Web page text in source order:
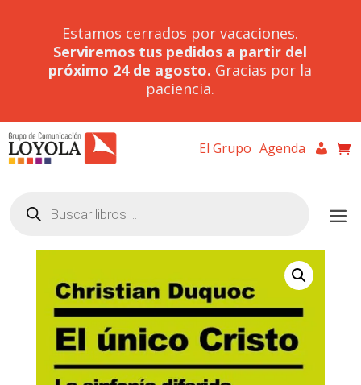
Estamos cerrados por vacaciones.
Serviremos tus pedidos a partir del
próximo 24 de agosto. Gracias por la
paciencia.
El Grupo Agenda
productos